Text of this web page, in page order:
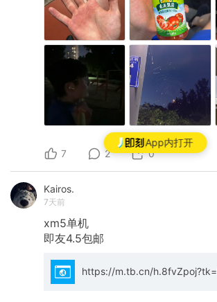
App内打开
7 2 0
Kairos.
7天前
xm5单机
即友4.5包邮
https://m.tb.cn/